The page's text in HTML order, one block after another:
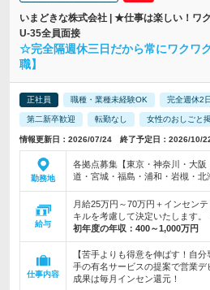
いまどきな株式会社 | ★仕事は楽しい！ワ
U-35全員面接
☆完全隔週休三日だから常にワク
職】
正社員 職種・業種未経験OK 完全週休2
第二新卒歓迎 転勤なし 女性のおしごと
情報更新日：2026/07/24 終了予定日：2026/10/
勤務地
各拠点募集【東京・神奈川・大
道・宮城・福島・浦和・岩槻・北
給与
月給25万円～70万円＋インセン
キルを考慮して決定いたします
初年度の年収： 400～1,000万円
仕事内容
【苦手よりも得意を伸ばす！自
手の有名サービスの提案で営業
成果は毎月インセン還元！